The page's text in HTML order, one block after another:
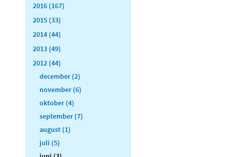
2016 (167)
2015 (33)
2014 (44)
2013 (49)
2012 (44)
december (2)
november (6)
oktober (4)
september (7)
august (1)
juli (5)